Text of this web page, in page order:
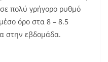
πολύ γρήγορο ρυθμό
όρο στα 8 – 8.5
στην εβδομάδα.